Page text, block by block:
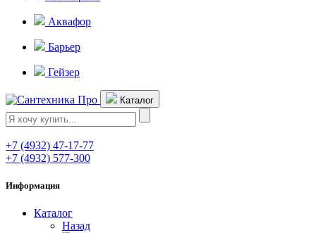
Аквафор
Барьер
Гейзер
Каталог
+7 (4932) 47-17-77
+7 (4932) 577-300
Информация
Каталог
Назад